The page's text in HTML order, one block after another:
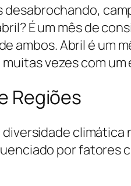
É um mês de
ambos. Abril é um
vezes com
Regiões
por fatores